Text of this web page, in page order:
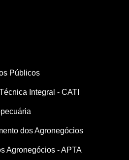
Públicos
Integral - CATI
dos Agronegócios
Agronegócios - APTA